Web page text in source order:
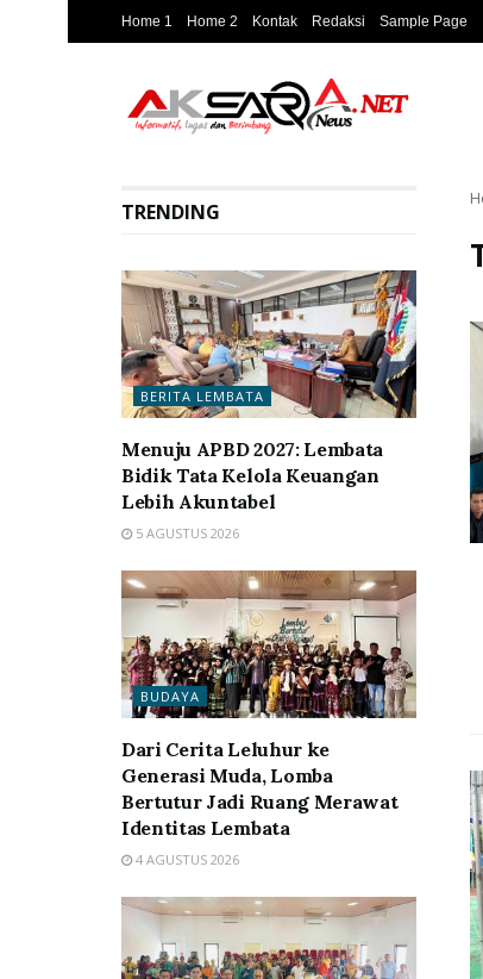
Home 1 Home 2 Kontak Redaksi Sample Page
TRENDING
BERITA LEMBATA
Menuju APBD 2027: Lembata
Bidik Tata Kelola Keuangan
Lebih Akuntabel
5 AGUSTUS 2026
BUDAYA
Dari Cerita Leluhur ke
Generasi Muda, Lomba
Bertutur Jadi Ruang Merawat
Identitas Lembata
4 AGUSTUS 2026